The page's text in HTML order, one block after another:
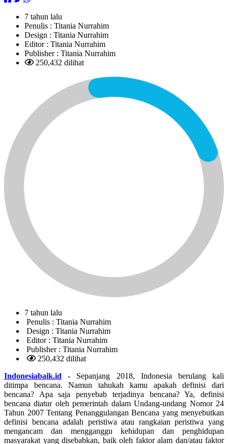
7 tahun lalu
Penulis : Titania Nurrahim
Design : Titania Nurrahim
Editor : Titania Nurrahim
Publisher : Titania Nurrahim
250,432 dilihat
7 tahun lalu
Penulis : Titania Nurrahim
Design : Titania Nurrahim
Editor : Titania Nurrahim
Publisher : Titania Nurrahim
250,432 dilihat
Indonesiabaik.id - Sepanjang 2018, Indonesia berulang kali
ditimpa bencana. Namun tahukah kamu apakah definisi dari
bencana? Apa saja penyebab terjadinya bencana? Ya, definisi
bencana diatur oleh pemerintah dalam Undang-undang Nomor 24
Tahun 2007 Tentang Penanggulangan Bencana yang menyebutkan
definisi bencana adalah peristiwa atau rangkaian peristiwa yang
mengancam dan mengganggu kehidupan dan penghidupan
masyarakat yang disebabkan, baik oleh faktor alam dan/atau faktor